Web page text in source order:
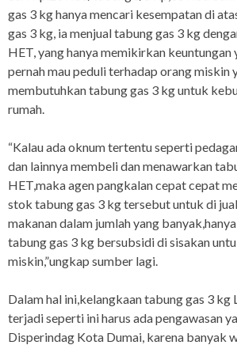
gas 3 kg hanya mencari kesempatan di
gas 3 kg, ia menjual tabung gas 3 kg
HET, yang hanya memikirkan keuntungan
pernah mau peduli terhadap orang miskin
membutuhkan tabung gas 3 kg untuk
rumah.
“Kalau ada oknum tertentu seperti
dan lainnya membeli dan menawarkan
HET,maka agen pangkalan cepat cepat
stok tabung gas 3 kg tersebut untuk di
makanan dalam jumlah yang
tabung gas 3 kg bersubsidi di sisakan
miskin,”ungkap sumber lagi.
Dalam hal ini,kelangkaan tabung gas 3 kg
terjadi seperti ini harus ada pengawasan
Disperindag Kota Dumai, karena banyak